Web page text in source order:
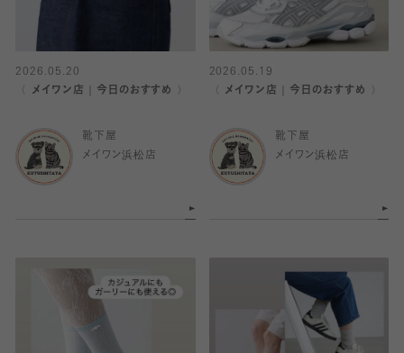
2026.05.20
〈 メイワン店｜今日のおすすめ 〉
靴下屋
メイワン浜松店
2026.05.19
〈 メイワン店｜今日のおすすめ 〉
靴下屋
メイワン浜松店